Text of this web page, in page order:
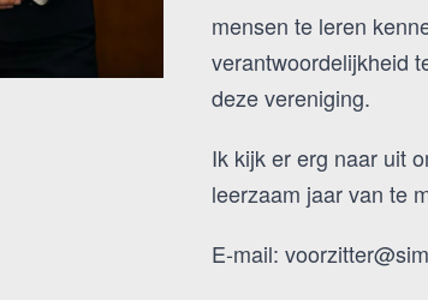
mensen te leren
verantwoordelijkheid
deze vereniging.
Ik kijk er erg naar uit
leerzaam jaar van te
E-mail: